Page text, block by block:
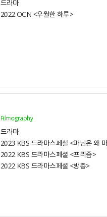
드라마
2022 OCN <우월한 하루>
Filmography
드라마
2023 KBS 드라마스페셜 <마님은 왜
2022 KBS 드라마스페셜 <프리즘>
2022 KBS 드라마스페셜 <방종>